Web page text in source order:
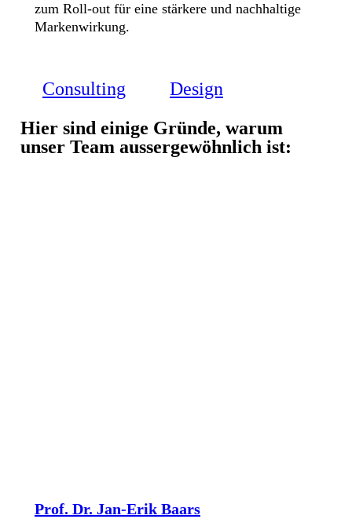
zum Roll-out für eine stärkere und nachhaltige
Markenwirkung.
Consulting
Design
Hier sind einige Gründe, warum
unser Team aussergewöhnlich ist:
Prof. Dr. Jan-Erik Baars